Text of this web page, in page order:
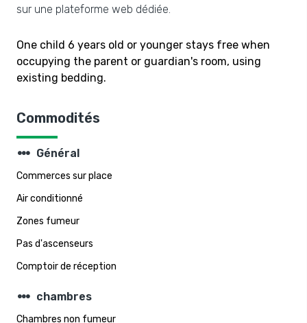
sur une plateforme web dédiée.
One child 6 years old or younger stays free when
occupying the parent or guardian's room, using
existing bedding.
Commodités
steppers Général
Commerces sur place
Air conditionné
Zones fumeur
Pas d'ascenseurs
Comptoir de réception
steppers chambres
Chambres non fumeur